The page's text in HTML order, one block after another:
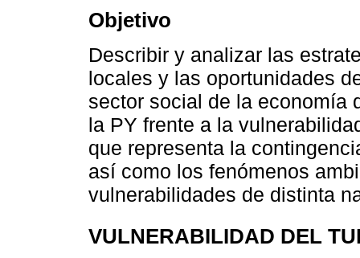
Objetivo
Describir y analizar las
locales y las oportunidades
sector social de la economía
la PY frente a la
que representa la
así como los fenómenos
vulnerabilidades de distinta
VULNERABILIDAD DEL